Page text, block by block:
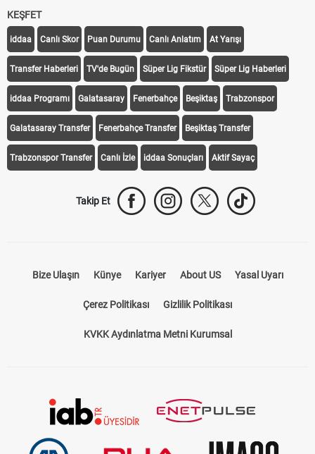
KEŞFET
iddaa Canlı Skor Puan Durumu Canlı Anlatım At Yarışı
Transfer Haberleri TV'de Bugün Süper Lig Fikstür Süper Lig Haberleri
iddaa Programı Galatasaray Fenerbahçe Beşiktaş Trabzonspor
Galatasaray Transfer Fenerbahçe Transfer Beşiktaş Transfer
Trabzonspor Transfer Canlı İzle iddaa Sonuçları Aktif Sayaç
Takip Et
Bize Ulaşın Künye Kariyer About US Yasal Uyarı
Çerez Politikası Gizlilik Politikası
KVKK Aydınlatma Metni Kurumsal